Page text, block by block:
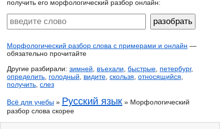
получить его морфологический разбор онлайн:
Морфологический разбор слова с примерами и онлайн —
обязательно прочитайте
Другие разбирали: зимней въехали быстрые петербург,
определить голодный видите скользя относящийся
получить слез
Всё для учебы » Русский язык » Морфологический
разбор слова скорее